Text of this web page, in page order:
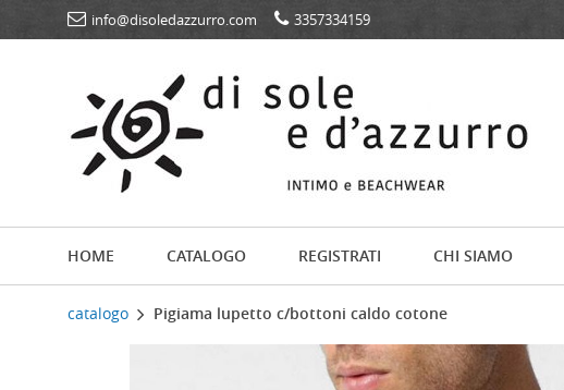
info@disoledazzurro.com 3357334159
HOME CATALOGO REGISTRATI CHI SIAMO
catalogo Pigiama lupetto c/bottoni caldo cotone